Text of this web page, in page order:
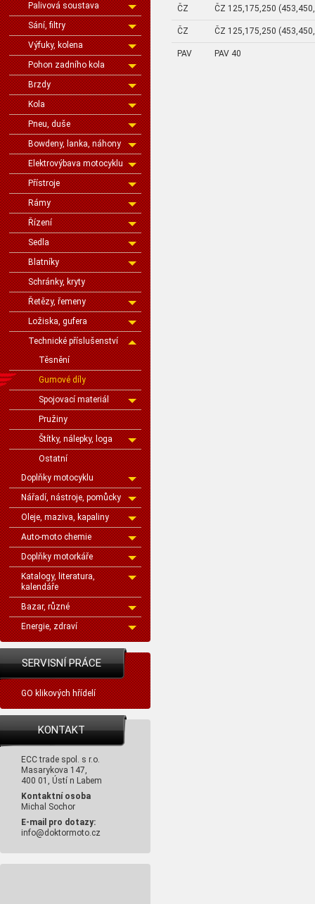
Palivová soustava
Sání, filtry
Výfuky, kolena
Pohon zadního kola
Brzdy
Kola
Pneu, duše
Bowdeny, lanka, náhony
Elektrovýbava motocyklu
Přístroje
Rámy
Řízení
Sedla
Blatníky
Schránky, kryty
Řetězy, řemeny
Ložiska, gufera
Technické příslušenství
Těsnění
Gumové díly
Spojovací materiál
Pružiny
Štítky, nálepky, loga
Ostatní
Doplňky motocyklu
Nářadí, nástroje, pomůcky
Oleje, maziva, kapaliny
Auto-moto chemie
Doplňky motorkáře
Katalogy, literatura,
kalendáře
Bazar, různé
Energie, zdraví
SERVISNÍ PRÁCE
GO klikových hřídelí
KONTAKT
ECC trade spol. s r.o.
Masarykova 147,
400 01, Ústí n Labem
Kontaktní osoba
Michal Sochor
E-mail pro dotazy:
info@doktormoto.cz
ČZ ČZ 125,175,250
ČZ ČZ 125,175,250
PAV PAV 40